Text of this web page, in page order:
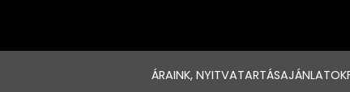
ÁRAINK, NYITVATARTÁSAJÁNLATOK